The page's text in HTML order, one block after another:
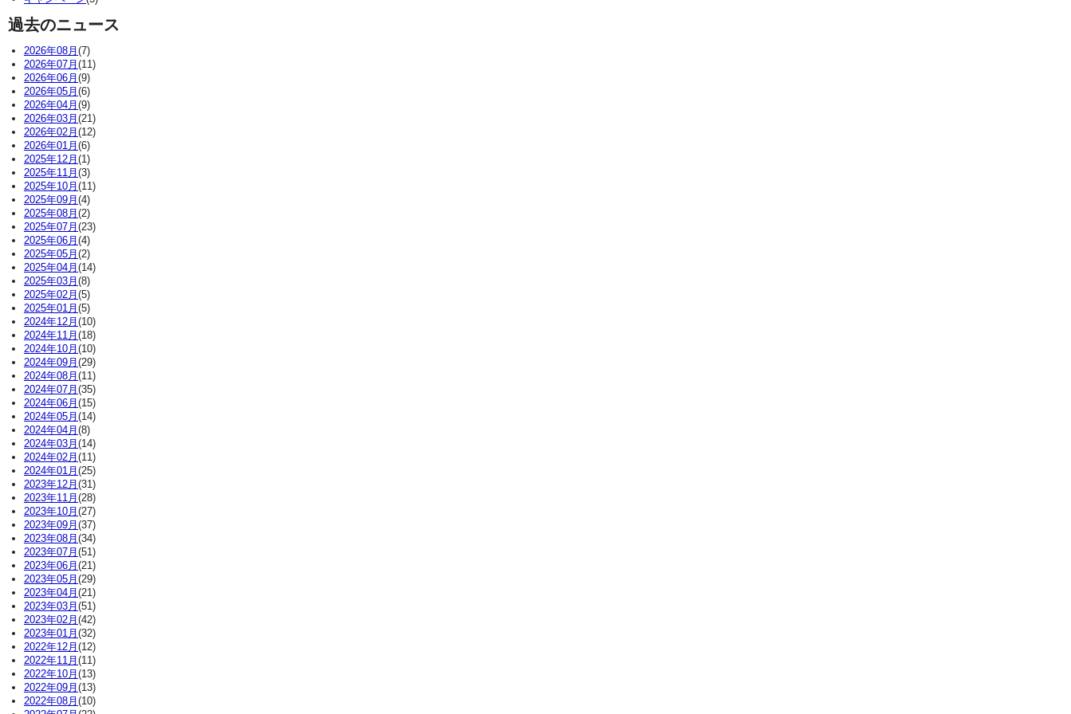
過去のニュース
2026年08月 (7)
2026年07月 (11)
2026年06月 (9)
2026年05月 (6)
2026年04月 (9)
2026年03月 (21)
2026年02月 (12)
2026年01月 (6)
2025年12月 (1)
2025年11月 (3)
2025年10月 (11)
2025年09月 (4)
2025年08月 (2)
2025年07月 (23)
2025年06月 (4)
2025年05月 (2)
2025年04月 (14)
2025年03月 (8)
2025年02月 (5)
2025年01月 (5)
2024年12月 (10)
2024年11月 (18)
2024年10月 (10)
2024年09月 (29)
2024年08月 (11)
2024年07月 (35)
2024年06月 (15)
2024年05月 (14)
2024年04月 (8)
2024年03月 (14)
2024年02月 (11)
2024年01月 (25)
2023年12月 (31)
2023年11月 (28)
2023年10月 (27)
2023年09月 (37)
2023年08月 (34)
2023年07月 (51)
2023年06月 (21)
2023年05月 (29)
2023年04月 (21)
2023年03月 (51)
2023年02月 (42)
2023年01月 (32)
2022年12月 (12)
2022年11月 (11)
2022年10月 (13)
2022年09月 (13)
2022年08月 (10)